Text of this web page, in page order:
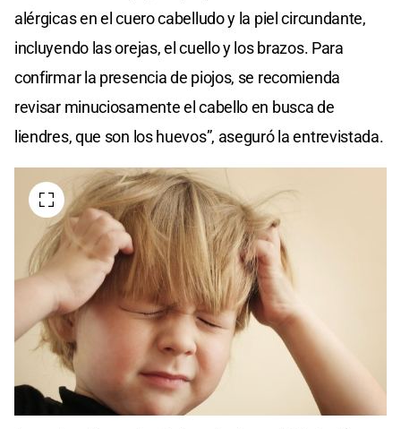
alérgicas en el cuero cabelludo y la piel circundante,
incluyendo las orejas, el cuello y los brazos. Para
confirmar la presencia de piojos, se recomienda
revisar minuciosamente el cabello en busca de
liendres, que son los huevos”, aseguró la entrevistada.